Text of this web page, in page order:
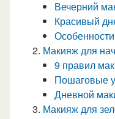
Вечерний
Красивый
Макияж для
9 правил
Пошаговые
Дневной
Макияж для